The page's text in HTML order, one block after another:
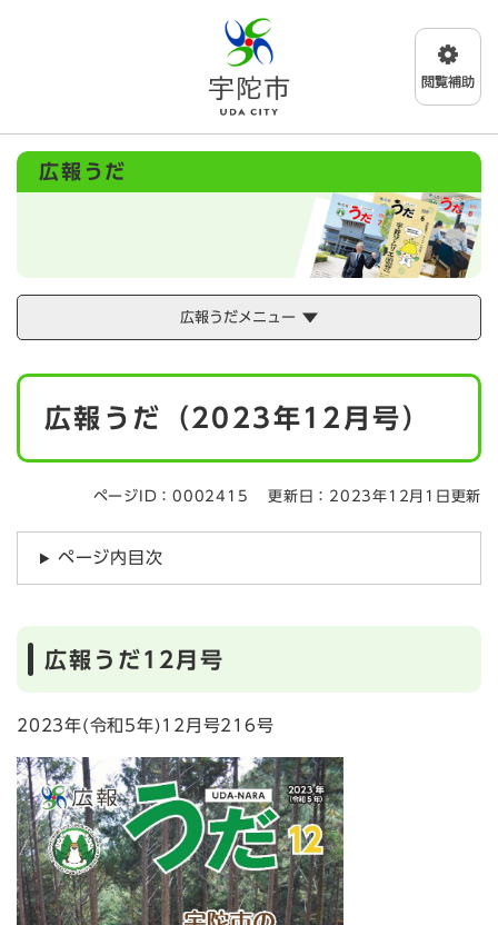
メニューを飛ばして本文へ
広報うだ
広報うだメニュー
本
広報うだ（2023年12月号）
ページID：0002415 更新日：2023年12月1日更新
ページ内目次
広報うだ12月号
2023年(令和5年)12月号216号